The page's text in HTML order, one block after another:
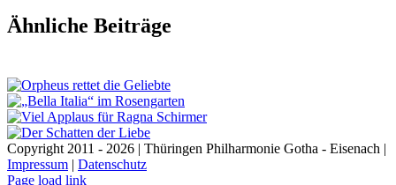
Facebook
X
LinkedIn
E-
Mail
Ähnliche Beiträge
Copyright 2011 - 2026 | Thüringen Philharmonie Gotha - Eisenach |
Impressum | Datenschutz
Facebook
Instagram
WhatsApp
YouTube
E-
Telefon
Page load link